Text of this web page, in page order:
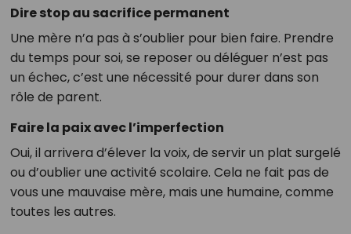
Dire stop au sacrifice permanent
Une mère n’a pas à s’oublier pour bien faire. Prendre
du temps pour soi, se reposer ou déléguer n’est pas
un échec, c’est une nécessité pour durer dans son
rôle de parent.
Faire la paix avec l’imperfection
Oui, il arrivera d’élever la voix, de servir un plat surgelé
ou d’oublier une activité scolaire. Cela ne fait pas de
vous une mauvaise mère, mais une humaine, comme
toutes les autres.